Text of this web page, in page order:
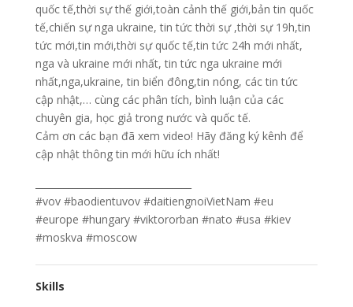
quốc tế,thời sự thế giới,toàn cảnh thế giới,bản tin quốc
tế,chiến sự nga ukraine, tin tức thời sự ,thời sự 19h,tin
tức mới,tin mới,thời sự quốc tế,tin tức 24h mới nhất,
nga và ukraine mới nhất, tin tức nga ukraine mới
nhất,nga,ukraine, tin biển đông,tin nóng, các tin tức
cập nhật,… cùng các phân tích, bình luận của các
chuyên gia, học giả trong nước và quốc tế.
Cảm ơn các bạn đã xem video! Hãy đăng ký kênh để
cập nhật thông tin mới hữu ích nhất!
#vov #baodientuvov #daitiengnoiVietNam #eu
#europe #hungary #viktororban #nato #usa #kiev
#moskva #moscow
Skills